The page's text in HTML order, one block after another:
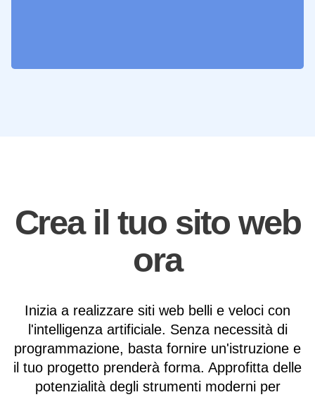
Crea il tuo sito web
ora
Inizia a realizzare siti web belli e veloci con
l'intelligenza artificiale. Senza necessità di
programmazione, basta fornire un'istruzione e
il tuo progetto prenderà forma. Approfitta delle
potenzialità degli strumenti moderni per